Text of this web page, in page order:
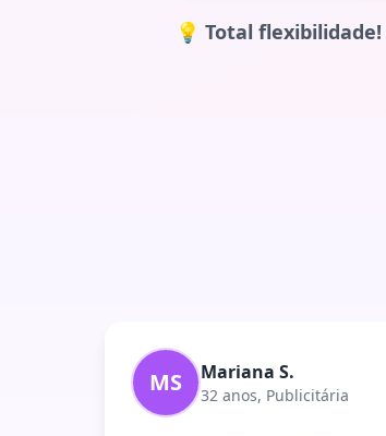
💡 Total flexibilidade!
MS Mariana S.
32 anos, Publicitária